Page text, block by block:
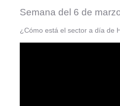
Semana del 6 de
¿Cómo está el sector a día de